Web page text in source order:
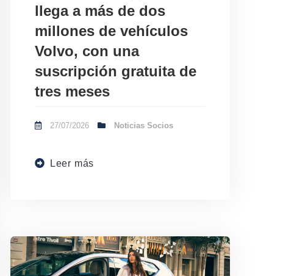
llega a más de dos
millones de vehículos
Volvo, con una
suscripción gratuita de
tres meses
27/07/2026 Noticias Socios
Leer más